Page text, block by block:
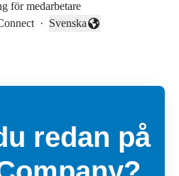
för medarbetare
·
Byt språk
Svenska
redan på